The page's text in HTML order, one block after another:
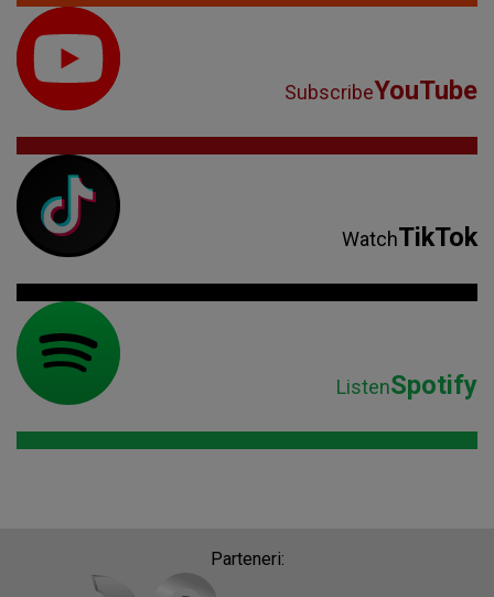
SubscribeYouTube
WatchTikTok
ListenSpotify
Parteneri: